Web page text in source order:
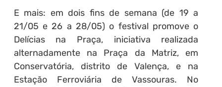
E mais: em dois fins de semana (de 19 a
21/05 e 26 a 28/05) o festival promove o
Delícias na Praça, iniciativa realizada
alternadamente na Praça da Matriz, em
Conservatória, distrito de Valença, e na
Estação Ferroviária de Vassouras. No